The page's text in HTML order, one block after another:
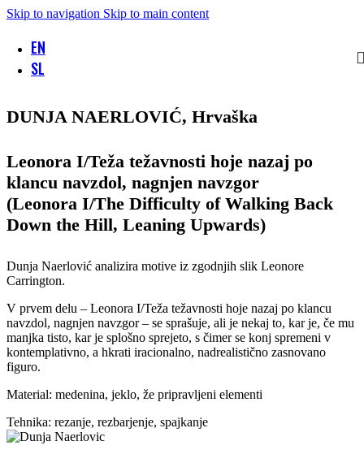
Skip to navigation Skip to main content
EN
SL
DUNJA NAERLOVIĆ, Hrvaška
Leonora I/Teža težavnosti hoje nazaj po
klancu navzdol, nagnjen navzgor
(Leonora I/The Difficulty of Walking Back
Down the Hill, Leaning Upwards)
Dunja Naerlović analizira motive iz zgodnjih slik Leonore
Carrington.
V prvem delu – Leonora I/Teža težavnosti hoje nazaj po klancu
navzdol, nagnjen navzgor – se sprašuje, ali je nekaj to, kar je, če mu
manjka tisto, kar je splošno sprejeto, s čimer se konj spremeni v
kontemplativno, a hkrati iracionalno, nadrealistično zasnovano
figuro.
Material: medenina, jeklo, že pripravljeni elementi
Tehnika: rezanje, rezbarjenje, spajkanje